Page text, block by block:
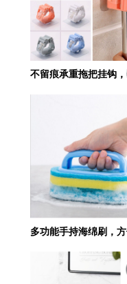
不留痕承重拖把挂钩
多功能手持海绵刷，方